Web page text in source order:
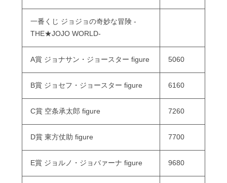
一番くじ ジョジョの奇妙な冒険 -
THE★JOJO WORLD-
A賞 ジョナサン・ジョースター figure 5060
B賞 ジョセフ・ジョースター figure 6160
C賞 空条承太郎 figure 7260
D賞 東方仗助 figure 7700
E賞 ジョルノ・ジョバァーナ figure 9680